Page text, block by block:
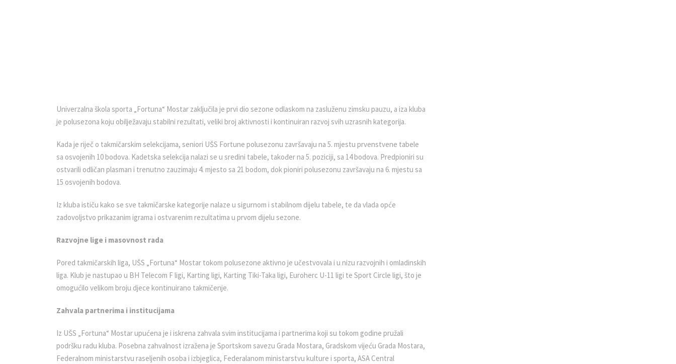
Univerzalna škola sporta „Fortuna“ Mostar zaključila je prvi dio sezone odlaskom na zasluženu zimsku pauzu, a iza kluba
je polusezona koju obilježavaju stabilni rezultati, veliki broj aktivnosti i kontinuiran razvoj svih uzrasnih kategorija.
Kada je riječ o takmičarskim selekcijama, seniori UŠS Fortune polusezonu završavaju na 5. mjestu prvenstvene tabele
sa osvojenih 10 bodova. Kadetska selekcija nalazi se u sredini tabele, također na 5. poziciji, sa 14 bodova. Predpioniri su
ostvarili odličan plasman i trenutno zauzimaju 4. mjesto sa 21 bodom, dok pioniri polusezonu završavaju na 6. mjestu sa
15 osvojenih bodova.
Iz kluba ističu kako se sve takmičarske kategorije nalaze u sigurnom i stabilnom dijelu tabele, te da vlada opće
zadovoljstvo prikazanim igrama i ostvarenim rezultatima u prvom dijelu sezone.
Razvojne lige i masovnost rada
Pored takmičarskih liga, UŠS „Fortuna“ Mostar tokom polusezone aktivno je učestvovala i u nizu razvojnih i omladinskih
liga. Klub je nastupao u BH Telecom F ligi, Karting ligi, Karting Tiki-Taka ligi, Euroherc U-11 ligi te Sport Circle ligi, što je
omogućilo velikom broju djece kontinuirano takmičenje.
Zahvala partnerima i institucijama
Iz UŠS „Fortuna“ Mostar upućena je i iskrena zahvala svim institucijama i partnerima koji su tokom godine pružali
podršku radu kluba. Posebna zahvalnost izražena je Sportskom savezu Grada Mostara, Gradskom vijeću Grada Mostara,
Federalnom ministarstvu raseljenih osoba i izbjeglica, Federalanom ministarstvu kulture i sporta, ASA Central